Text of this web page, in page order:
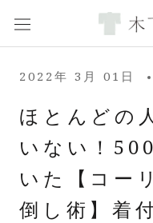
ッ
2022年 3月 01日
ほとんどの
いない！
いた【コー
倒し術】着